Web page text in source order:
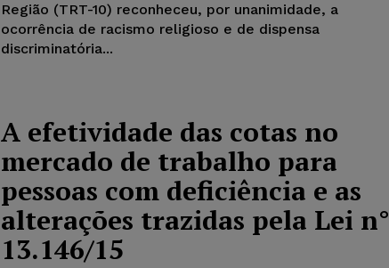
Região (TRT-10) reconheceu, por unanimidade, a
ocorrência de racismo religioso e de dispensa
discriminatória...
A efetividade das cotas no
mercado de trabalho para
pessoas com deficiência e as
alterações trazidas pela Lei n°
13.146/15